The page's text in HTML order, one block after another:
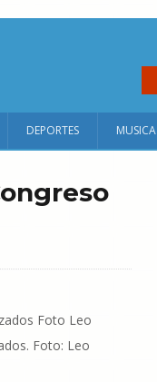
DEPORTES MUSICA
Foto: Leo